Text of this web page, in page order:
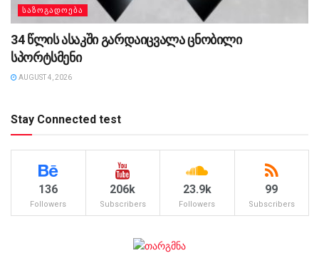
ᲡᲐᲖᲝᲒᲐᲓᲝᲔᲑᲐ
34 წლის ასაკში გარდაიცვალა ცნობილი
სპორტსმენი
AUGUST 4, 2026
Stay Connected test
136
Followers
206k
Subscribers
23.9k
Followers
99
Subscribers